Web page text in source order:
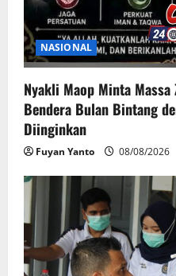
NASIONAL
Nyakli Maop Minta
Bendera Bulan Bintang
Diinginkan
Fuyan Yanto 08/08/2026